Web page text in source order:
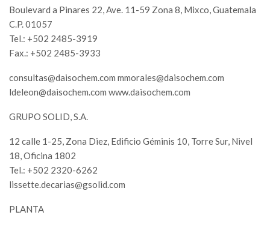
Boulevard a Pinares 22, Ave. 11-59 Zona 8, Mixco, Guatemala
C.P. 01057
Tel.: +502 2485-3919
Fax.: +502 2485-3933
consultas@daisochem.com mmorales@daisochem.com
ldeleon@daisochem.com www.daisochem.com
GRUPO SOLID, S.A.
12 calle 1-25, Zona Diez, Edificio Géminis 10, Torre Sur, Nivel
18, Oficina 1802
Tel.: +502 2320-6262
lissette.decarias@gsolid.com
PLANTA